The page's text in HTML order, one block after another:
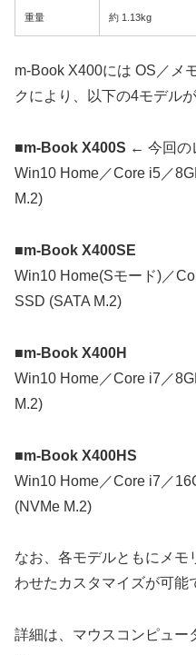
重量 約 1.13kg
m-Book X400には OS／メ
クにより、以下の4モデル
■m-Book X400S ← 今回の
Win10 Home／Core i5／
M.2)
■m-Book X400SE
Win10 Home(Sモード)／
SSD (SATA M.2)
■m-Book X400H
Win10 Home／Core i7／
M.2)
■m-Book X400HS
Win10 Home／Core i7／
(NVMe M.2)
なお、各モデルともにメモ
わせたカスタマイズが可能
詳細は、マウスコンピュー